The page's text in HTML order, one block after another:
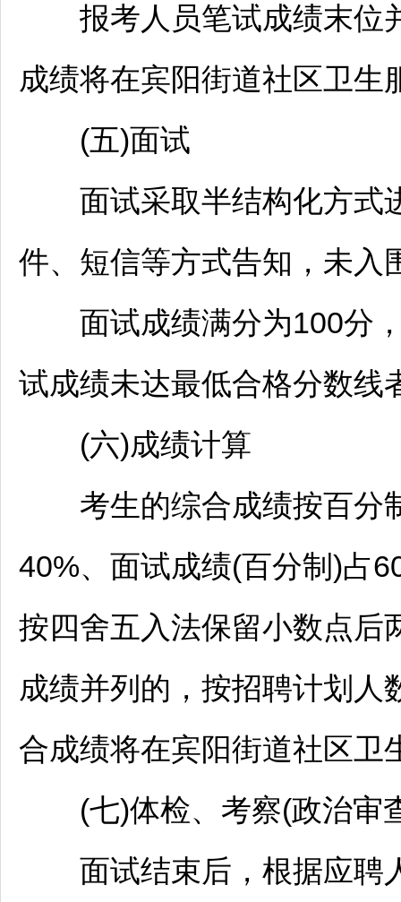
报考人员笔试成绩末位
成绩将在宾阳街道社区卫生
(五)面试
面试采取半结构化方式
件、短信等方式告知，未入
面试成绩满分为100分，
试成绩未达最低合格分数线
(六)成绩计算
考生的综合成绩按百分
40%、面试成绩(百分制)占
按四舍五入法保留小数点后
成绩并列的，按招聘计划人
合成绩将在宾阳街道社区卫
(七)体检、考察(政治审
面试结束后，根据应聘